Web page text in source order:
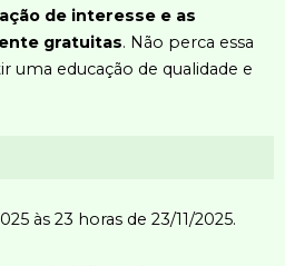
de interesse e as
gratuitas. Não perca essa
uma educação de qualidade e
às 23 horas de 23/11/2025.